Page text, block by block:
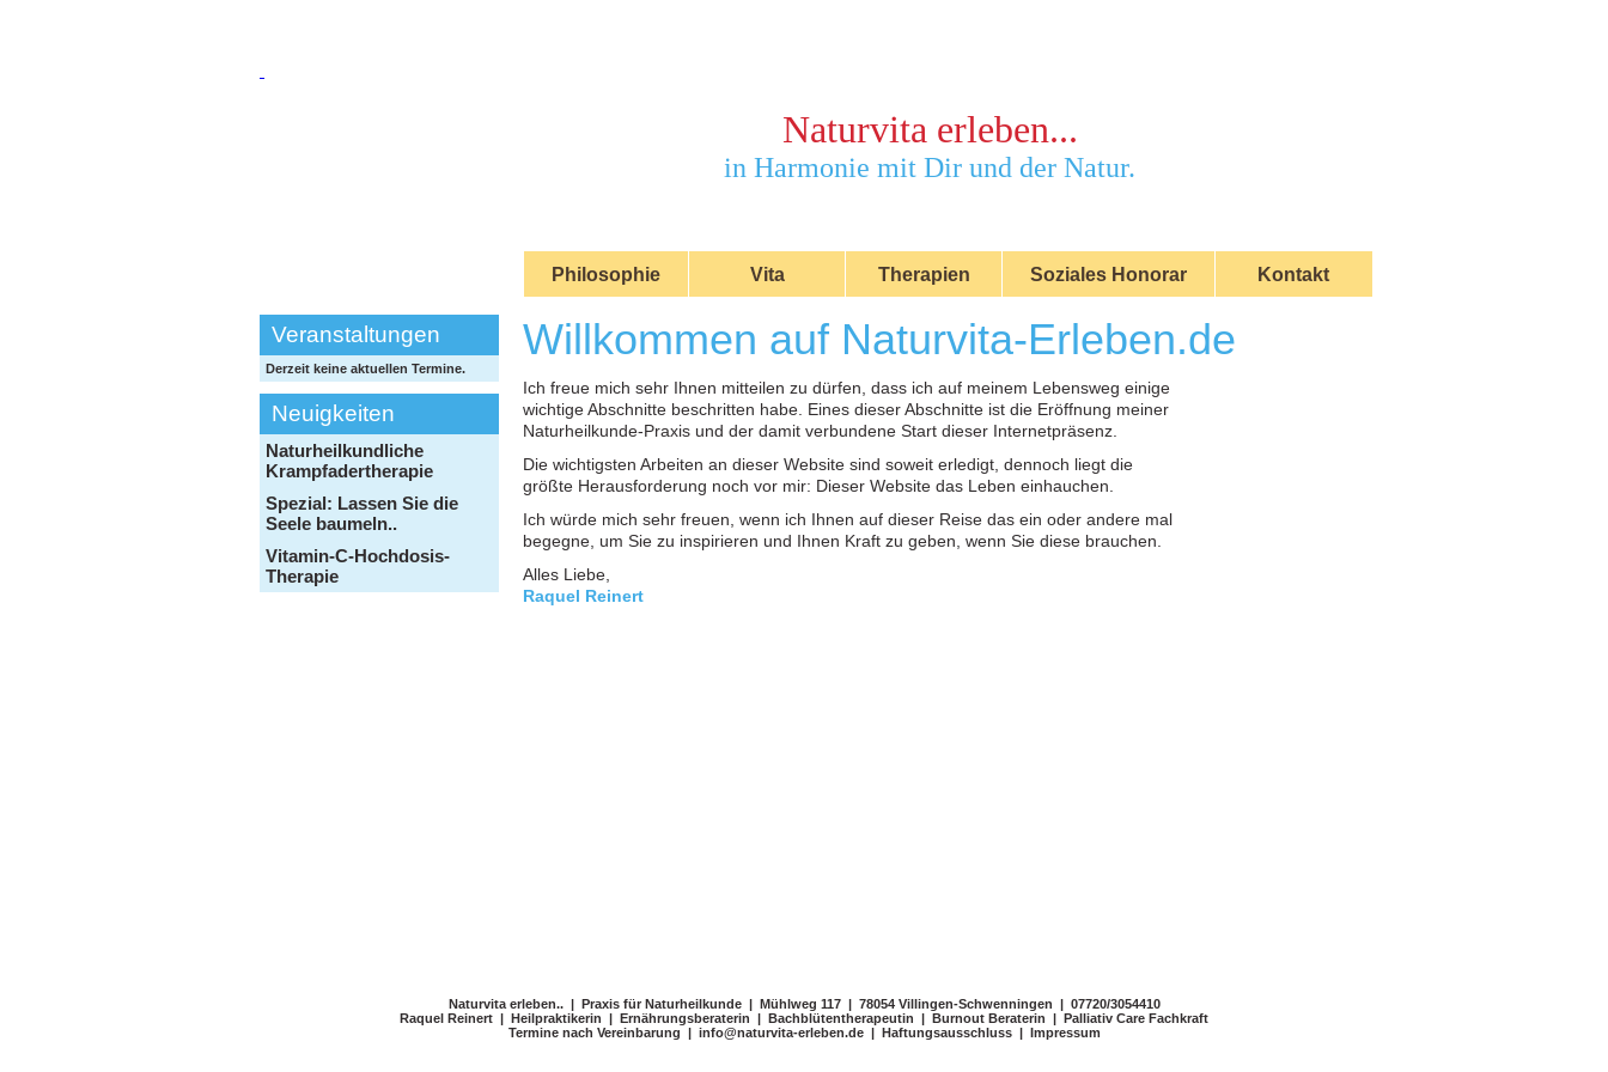
Naturvita erleben...
in Harmonie mit Dir und der Natur.
Philosophie Vita Therapien Soziales Honorar Kontakt
Veranstaltungen
Derzeit keine aktuellen Termine.
Neuigkeiten
Naturheilkundliche
Krampfadertherapie
Spezial: Lassen Sie die
Seele baumeln..
Vitamin-C-Hochdosis-
Therapie
Willkommen auf Naturvita-Erleben.de
Ich freue mich sehr Ihnen mitteilen zu dürfen, dass ich auf meinem Lebensweg einige
wichtige Abschnitte beschritten habe. Eines dieser Abschnitte ist die Eröffnung meiner
Naturheilkunde-Praxis und der damit verbundene Start dieser Internetpräsenz.
Die wichtigsten Arbeiten an dieser Website sind soweit erledigt, dennoch liegt die
größte Herausforderung noch vor mir: Dieser Website das Leben einhauchen.
Ich würde mich sehr freuen, wenn ich Ihnen auf dieser Reise das ein oder andere mal
begegne, um Sie zu inspirieren und Ihnen Kraft zu geben, wenn Sie diese brauchen.
Alles Liebe,
Raquel Reinert
Naturvita erleben.. | Praxis für Naturheilkunde | Mühlweg 117 | 78054 Villingen-Schwenningen | 07720/3054410
Raquel Reinert | Heilpraktikerin | Ernährungsberaterin | Bachblütentherapeutin | Burnout Beraterin | Palliativ Care Fachkraft
Termine nach Vereinbarung | info@naturvita-erleben.de | Haftungsausschluss| Impressum